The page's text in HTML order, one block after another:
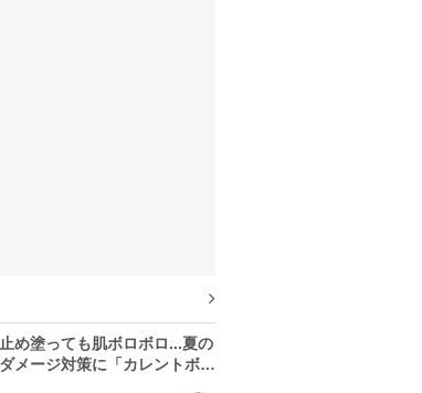
め塗っても肌ボロボロ...夏の
メージ対策に「カレントボデ